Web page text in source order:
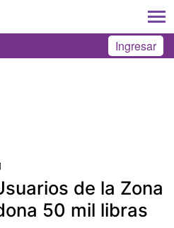
Ingresar
de la Zona
50 mil libras